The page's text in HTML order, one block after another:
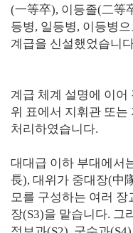
(一等卒), 이등졸(二等
등병, 일등병, 이등병
계급을 신설했었습니
계급 체계 설명에 이어
위 표에서 지휘관 또
처리하였습니다.
대대급 이하 부대에서
長), 대위가 중대장(中
모를 구성하는 여러
장(S3)을 맡습니다. 그